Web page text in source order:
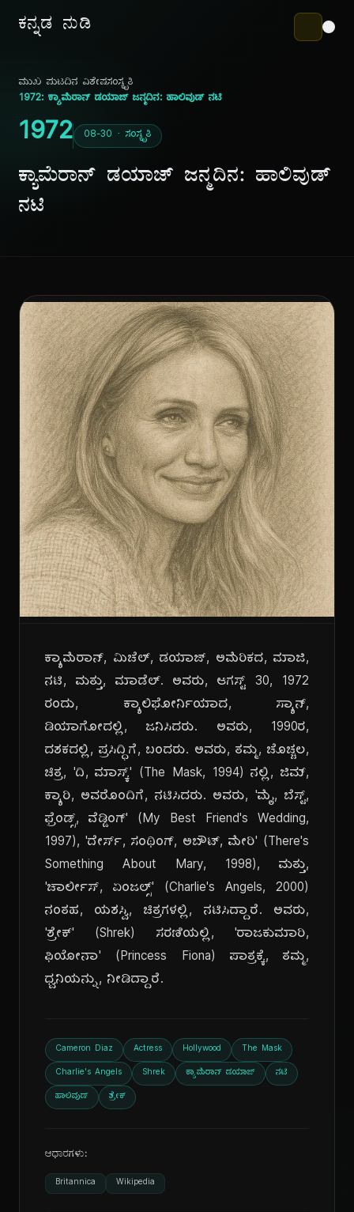
ಕನ್ನಡ ನುಡಿ
ಮುಖ ಪುಟದಿನ ವಿಶೇಷಸಂಸ್ಕೃತಿ
1972: ಕ್ಯಾಮೆರಾನ್ ಡಯಾಜ್ ಜನ್ಮದಿನ: ಹಾಲಿವುಡ್ ನಟಿ
1972 08-30 · ಸಂಸ್ಕೃತಿ
ಕ್ಯಾಮೆರಾನ್ ಡಯಾಜ್ ಜನ್ಮದಿನ: ಹಾಲಿವುಡ್
ನಟಿ
ಕ್ಯಾಮೆರಾನ್, ಮಿಚೆಲ್, ಡಯಾಜ್, ಅಮೆರಿಕದ, ಮಾಜಿ,
ನಟಿ, ಮತ್ತು, ಮಾಡೆಲ್. ಅವರು, ಆಗಸ್ಟ್ 30, 1972
ರಂದು, ಕ್ಯಾಲಿಫೋರ್ನಿಯಾದ, ಸ್ಯಾನ್,
ಡಿಯಾಗೋದಲ್ಲಿ, ಜನಿಸಿದರು. ಅವರು, 1990ರ,
ದಶಕದಲ್ಲಿ, ಪ್ರಸಿದ್ಧಿಗೆ, ಬಂದರು. ಅವರು, ತಮ್ಮ, ಚೊಚ್ಚಲ,
ಚಿತ್ರ, 'ದಿ, ಮಾಸ್ಕ್' (The Mask, 1994) ನಲ್ಲಿ, ಜಿಮ್,
ಕ್ಯಾರಿ, ಅವರೊಂದಿಗೆ, ನಟಿಸಿದರು. ಅವರು, 'ಮೈ, ಬೆಸ್ಟ್,
ಫ್ರೆಂಡ್ಸ್, ವೆಡ್ಡಿಂಗ್' (My Best Friend's Wedding,
1997), 'ದೇರ್ಸ್, ಸಂಥಿಂಗ್, ಅಬೌಟ್, ಮೇರಿ' (There's
Something About Mary, 1998), ಮತ್ತು,
'ಚಾರ್ಲೀಸ್, ಏಂಜಲ್ಸ್' (Charlie's Angels, 2000)
ನಂತಹ, ಯಶಸ್ವಿ, ಚಿತ್ರಗಳಲ್ಲಿ, ನಟಿಸಿದ್ದಾರೆ. ಅವರು,
'ಶ್ರೇಕ್' (Shrek) ಸರಣಿಯಲ್ಲಿ, 'ರಾಜಕುಮಾರಿ,
ಫಿಯೋನಾ' (Princess Fiona) ಪಾತ್ರಕ್ಕೆ, ತಮ್ಮ,
ಧ್ವನಿಯನ್ನು, ನೀಡಿದ್ದಾರೆ.
Cameron Diaz Actress Hollywood The Mask
Charlie's Angels Shrek ಕ್ಯಾಮೆರಾನ್ ಡಯಾಜ್ ನಟಿ
ಹಾಲಿವುಡ್ ಶ್ರೇಕ್
ಆಧಾರಗಳು:
Britannica Wikipedia